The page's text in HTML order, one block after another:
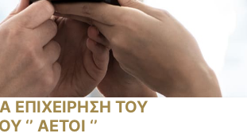
ΕΠΙΧΕΙΡΗΣΗ ΤΟΥ
‘’ ΑΕΤΟΙ ‘’